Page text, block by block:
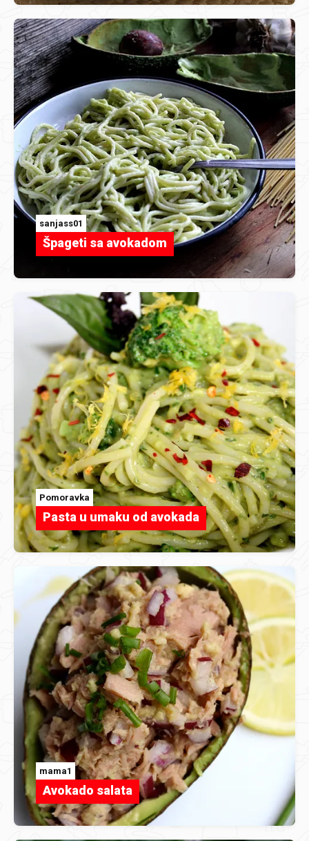
sanjass01
Špageti sa avokadom
Pomoravka
Pasta u umaku od avokada
mama1
Avokado salata